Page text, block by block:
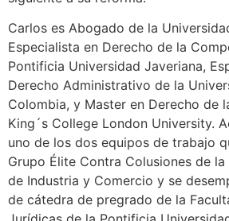
Carlos es Abogado de la
Especialista en Derecho de la
Pontificia Universidad Javeriana,
Derecho Administrativo de la
Colombia, y Master en Derecho de
King´s College London University.
uno de los dos equipos de trabajo
Grupo Élite Contra Colusiones de
de Industria y Comercio y se
de cátedra de pregrado de la